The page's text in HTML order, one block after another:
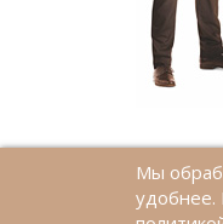
Мы
удобнее.